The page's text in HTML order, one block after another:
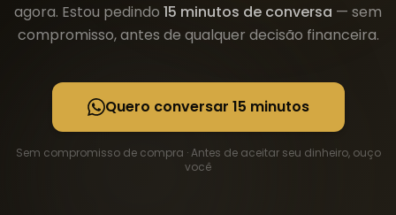
agora. Estou pedindo 15 minutos de conversa — sem
compromisso, antes de qualquer decisão financeira.
Quero conversar 15 minutos
Sem compromisso de compra · Antes de aceitar seu dinheiro, ouço
você